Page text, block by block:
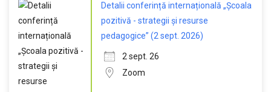
Detalii conferință internațională „Școala
pozitivă - strategii și resurse
pedagogice” (2 sept. 2026)
2 sept. 26
Zoom